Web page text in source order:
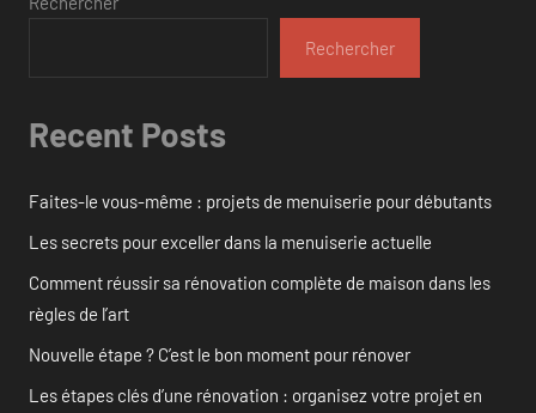
Rechercher
Recent Posts
Faites-le vous-même : projets de menuiserie pour débutants
Les secrets pour exceller dans la menuiserie actuelle
Comment réussir sa rénovation complète de maison dans les
règles de l’art
Nouvelle étape ? C’est le bon moment pour rénover
Les étapes clés d’une rénovation : organisez votre projet en